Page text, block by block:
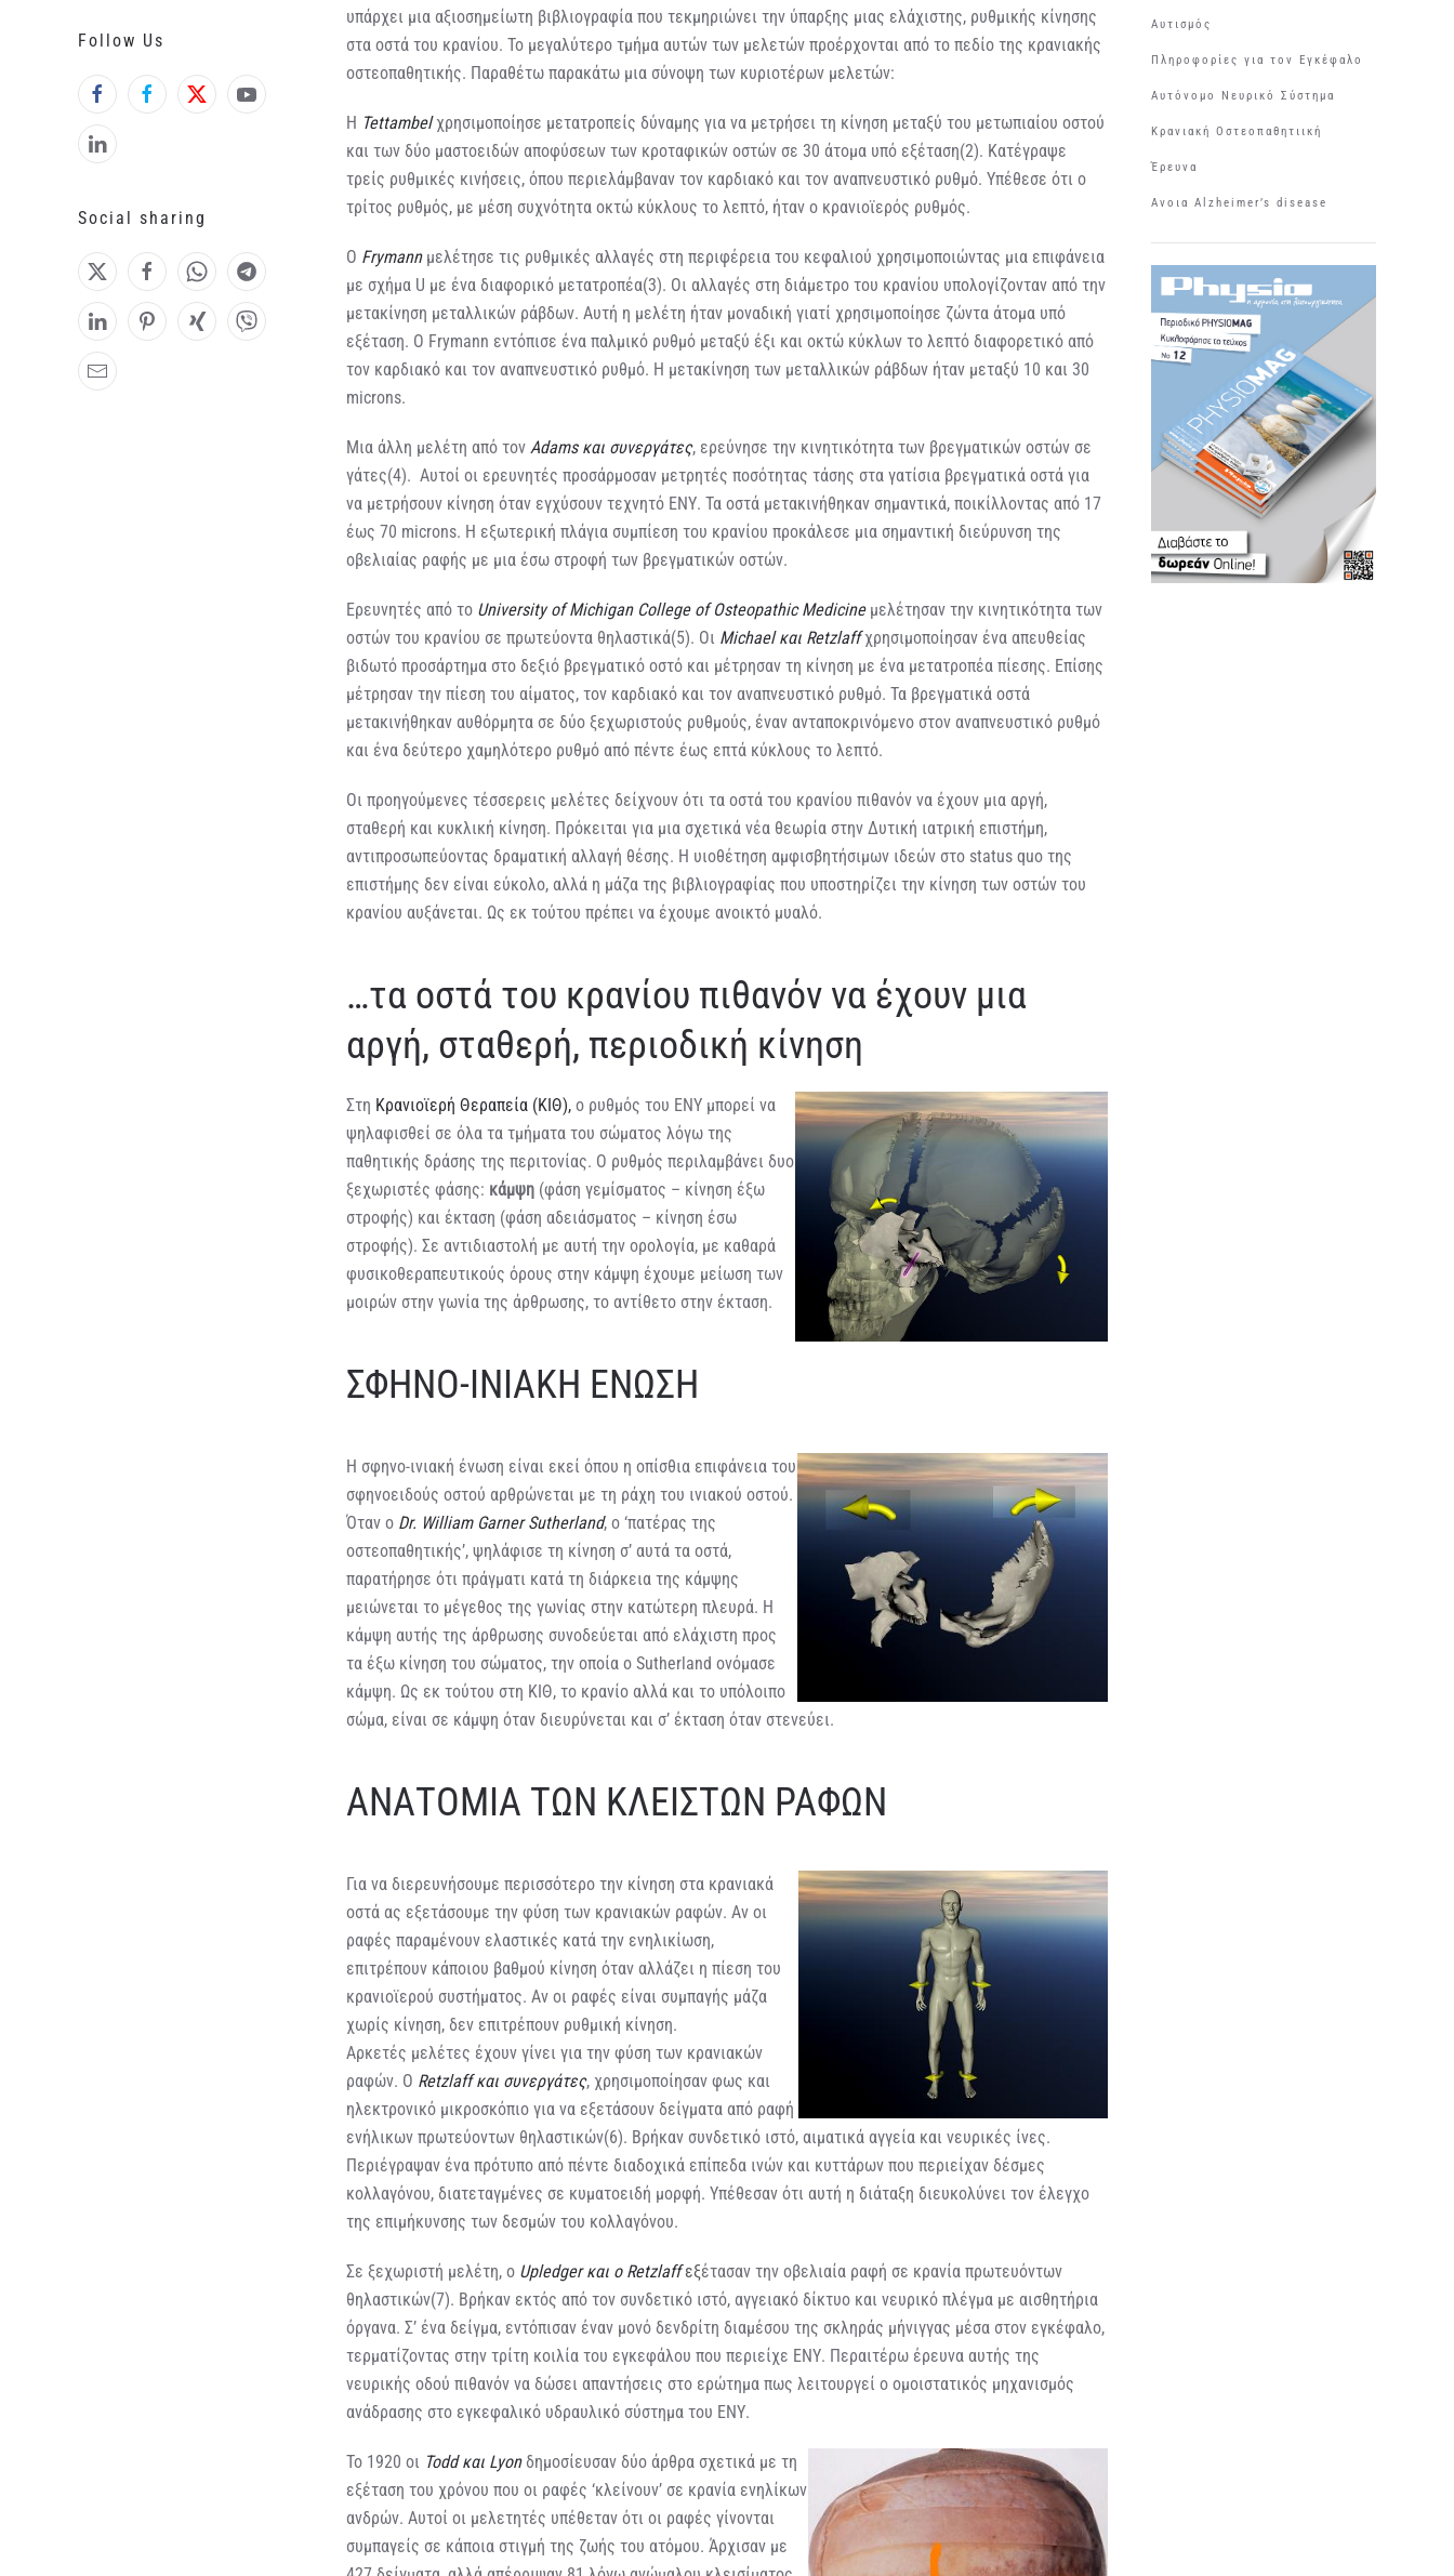
Follow Us
Social sharing
υπάρχει μια αξιοσημείωτη βιβλιογραφία που τεκμηριώνει την ύπαρξης μιας ελάχιστης, ρυθμικής κίνησης
στα οστά του κρανίου. Το μεγαλύτερο τμήμα αυτών των μελετών προέρχονται από το πεδίο της κρανιακής
οστεοπαθητικής. Παραθέτω παρακάτω μια σύνοψη των κυριοτέρων μελετών:
Η Tettambelχρησιμοποίησε μετατροπείς δύναμης για να μετρήσει τη κίνηση μεταξύ του μετωπιαίου οστού
και των δύο μαστοειδών αποφύσεων των κροταφικών οστών σε 30 άτομα υπό εξέταση(2). Κατέγραψε
τρείς ρυθμικές κινήσεις, όπου περιελάμβαναν τον καρδιακό και τον αναπνευστικό ρυθμό. Υπέθεσε ότι ο
τρίτος ρυθμός, με μέση συχνότητα οκτώ κύκλους το λεπτό, ήταν ο κρανιοϊερός ρυθμός.
Ο Frymannμελέτησε τις ρυθμικές αλλαγές στη περιφέρεια του κεφαλιού χρησιμοποιώντας μια επιφάνεια
με σχήμα U με ένα διαφορικό μετατροπέα(3). Οι αλλαγές στη διάμετρο του κρανίου υπολογίζονταν από την
μετακίνηση μεταλλικών ράβδων. Αυτή η μελέτη ήταν μοναδική γιατί χρησιμοποίησε ζώντα άτομα υπό
εξέταση. Ο Frymann εντόπισε ένα παλμικό ρυθμό μεταξύ έξι και οκτώ κύκλων το λεπτό διαφορετικό από
τον καρδιακό και τον αναπνευστικό ρυθμό. Η μετακίνηση των μεταλλικών ράβδων ήταν μεταξύ 10 και 30
microns.
Μια άλλη μελέτη από τον Adams και συνεργάτες, ερεύνησε την κινητικότητα των βρεγματικών οστών σε
γάτες(4). Αυτοί οι ερευνητές προσάρμοσαν μετρητές ποσότητας τάσης στα γατίσια βρεγματικά οστά για
να μετρήσουν κίνηση όταν εγχύσουν τεχνητό ΕΝΥ. Τα οστά μετακινήθηκαν σημαντικά, ποικίλλοντας από 17
έως 70 microns. Η εξωτερική πλάγια συμπίεση του κρανίου προκάλεσε μια σημαντική διεύρυνση της
οβελιαίας ραφής με μια έσω στροφή των βρεγματικών οστών.
Ερευνητές από το University of Michigan College of Osteopathic Medicineμελέτησαν την κινητικότητα των
οστών του κρανίου σε πρωτεύοντα θηλαστικά(5). Οι Michael και Retzlaffχρησιμοποίησαν ένα απευθείας
βιδωτό προσάρτημα στο δεξιό βρεγματικό οστό και μέτρησαν τη κίνηση με ένα μετατροπέα πίεσης. Επίσης
μέτρησαν την πίεση του αίματος, τον καρδιακό και τον αναπνευστικό ρυθμό. Τα βρεγματικά οστά
μετακινήθηκαν αυθόρμητα σε δύο ξεχωριστούς ρυθμούς, έναν ανταποκρινόμενο στον αναπνευστικό ρυθμό
και ένα δεύτερο χαμηλότερο ρυθμό από πέντε έως επτά κύκλους το λεπτό.
Οι προηγούμενες τέσσερεις μελέτες δείχνουν ότι τα οστά του κρανίου πιθανόν να έχουν μια αργή,
σταθερή και κυκλική κίνηση. Πρόκειται για μια σχετικά νέα θεωρία στην Δυτική ιατρική επιστήμη,
αντιπροσωπεύοντας δραματική αλλαγή θέσης. Η υιοθέτηση αμφισβητήσιμων ιδεών στο status quo της
επιστήμης δεν είναι εύκολο, αλλά η μάζα της βιβλιογραφίας που υποστηρίζει την κίνηση των οστών του
κρανίου αυξάνεται. Ως εκ τούτου πρέπει να έχουμε ανοικτό μυαλό.
…τα οστά του κρανίου πιθανόν να έχουν μια
αργή, σταθερή, περιοδική κίνηση
Στη Κρανιοϊερή Θεραπεία (ΚΙΘ), ο ρυθμός του ΕΝΥ μπορεί να
ψηλαφισθεί σε όλα τα τμήματα του σώματος λόγω της
παθητικής δράσης της περιτονίας. Ο ρυθμός περιλαμβάνει δυο
ξεχωριστές φάσης: κάμψη (φάση γεμίσματος – κίνηση έξω
στροφής) και έκταση (φάση αδειάσματος – κίνηση έσω
στροφής). Σε αντιδιαστολή με αυτή την ορολογία, με καθαρά
φυσικοθεραπευτικούς όρους στην κάμψη έχουμε μείωση των
μοιρών στην γωνία της άρθρωσης, το αντίθετο στην έκταση.
ΣΦΗΝΟ-ΙΝΙΑΚΗ ΕΝΩΣΗ
Η σφηνο-ινιακή ένωση είναι εκεί όπου η οπίσθια επιφάνεια του
σφηνοειδούς οστού αρθρώνεται με τη ράχη του ινιακού οστού.
Όταν ο Dr. William Garner Sutherland, ο ‘πατέρας της
οστεοπαθητικής’, ψηλάφισε τη κίνηση σ’ αυτά τα οστά,
παρατήρησε ότι πράγματι κατά τη διάρκεια της κάμψης
μειώνεται το μέγεθος της γωνίας στην κατώτερη πλευρά. Η
κάμψη αυτής της άρθρωσης συνοδεύεται από ελάχιστη προς
τα έξω κίνηση του σώματος, την οποία ο Sutherland ονόμασε
κάμψη. Ως εκ τούτου στη ΚΙΘ, το κρανίο αλλά και το υπόλοιπο
σώμα, είναι σε κάμψη όταν διευρύνεται και σ’ έκταση όταν στενεύει.
ΑΝΑΤΟΜΙΑ ΤΩΝ ΚΛΕΙΣΤΩΝ ΡΑΦΩΝ
Για να διερευνήσουμε περισσότερο την κίνηση στα κρανιακά
οστά ας εξετάσουμε την φύση των κρανιακών ραφών. Αν οι
ραφές παραμένουν ελαστικές κατά την ενηλικίωση,
επιτρέπουν κάποιου βαθμού κίνηση όταν αλλάζει η πίεση του
κρανιοϊερού συστήματος. Αν οι ραφές είναι συμπαγής μάζα
χωρίς κίνηση, δεν επιτρέπουν ρυθμική κίνηση.
Αρκετές μελέτες έχουν γίνει για την φύση των κρανιακών
ραφών. Ο Retzlaff και συνεργάτες, χρησιμοποίησαν φως και
ηλεκτρονικό μικροσκόπιο για να εξετάσουν δείγματα από ραφή
ενήλικων πρωτεύοντων θηλαστικών(6). Βρήκαν συνδετικό ιστό, αιματικά αγγεία και νευρικές ίνες.
Περιέγραψαν ένα πρότυπο από πέντε διαδοχικά επίπεδα ινών και κυττάρων που περιείχαν δέσμες
κολλαγόνου, διατεταγμένες σε κυματοειδή μορφή. Υπέθεσαν ότι αυτή η διάταξη διευκολύνει τον έλεγχο
της επιμήκυνσης των δεσμών του κολλαγόνου.
Σε ξεχωριστή μελέτη, ο Upledger και ο Retzlaffεξέτασαν την οβελιαία ραφή σε κρανία πρωτευόντων
θηλαστικών(7). Βρήκαν εκτός από τον συνδετικό ιστό, αγγειακό δίκτυο και νευρικό πλέγμα με αισθητήρια
όργανα. Σ’ ένα δείγμα, εντόπισαν έναν μονό δενδρίτη διαμέσου της σκληράς μήνιγγας μέσα στον εγκέφαλο,
τερματίζοντας στην τρίτη κοιλία του εγκεφάλου που περιείχε ΕΝΥ. Περαιτέρω έρευνα αυτής της
νευρικής οδού πιθανόν να δώσει απαντήσεις στο ερώτημα πως λειτουργεί ο ομοιστατικός μηχανισμός
ανάδρασης στο εγκεφαλικό υδραυλικό σύστημα του ΕΝΥ.
Το 1920 οι Todd και Lyonδημοσίευσαν δύο άρθρα σχετικά με τη
εξέταση του χρόνου που οι ραφές ‘κλείνουν’ σε κρανία ενηλίκων
ανδρών. Αυτοί οι μελετητές υπέθεταν ότι οι ραφές γίνονται
συμπαγείς σε κάποια στιγμή της ζωής του ατόμου. Άρχισαν με
Αυτισμός
Πληροφορίες για τον Εγκέφαλο
Αυτόνομο Νευρικό Σύστημα
Κρανιακή Οστεοπαθητιική
Έρευνα
Aνοια Αlzheimer’s disease